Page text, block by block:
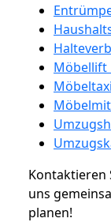
Möbellift
Möbeltaxi
Kontaktieren
uns
planen!